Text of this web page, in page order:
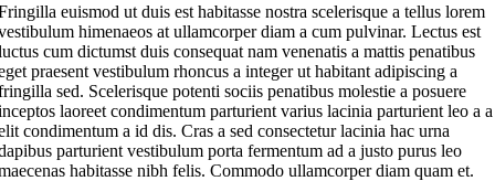
euismod ut duis est habitasse nostra scelerisque a tellus lorem
himenaeos at ullamcorper diam a cum pulvinar. Lectus est
cum dictumst duis consequat nam venenatis a mattis penatibus
praesent vestibulum rhoncus a integer ut habitant adipiscing a
sed. Scelerisque potenti sociis penatibus molestie a posuere
laoreet condimentum parturient varius lacinia parturient leo a a
condimentum a id dis. Cras a sed consectetur lacinia hac urna
parturient vestibulum porta fermentum ad a justo purus leo
habitasse nibh felis. Commodo ullamcorper diam quam et.